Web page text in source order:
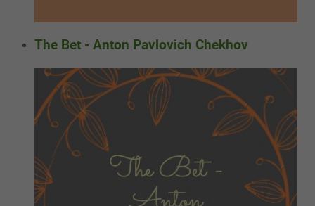
The Bet - Anton Pavlovich Chekhov